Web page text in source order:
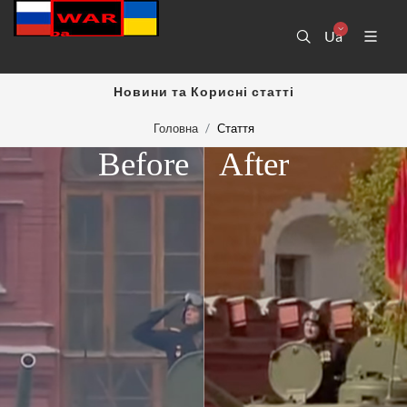
Ua
Новини та Корисні статті
Головна Стаття
After
Before